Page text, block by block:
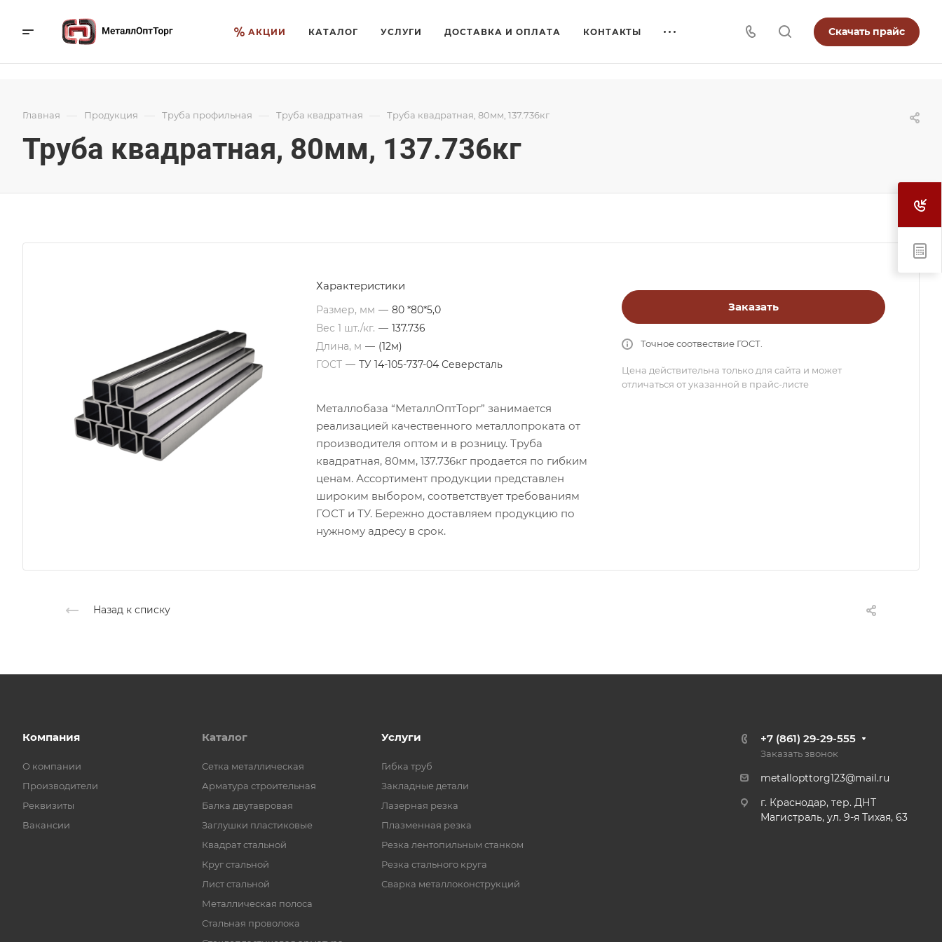
АКЦИИ КАТАЛОГ УСЛУГИ ДОСТАВКА И ОПЛАТА КОНТАКТЫ Скачать прайс
Главная — Продукция — Труба профильная — Труба квадратная — Труба квадратная, 80мм, 137.736кг
Труба квадратная, 80мм, 137.736кг
Характеристики
Размер, мм — 80 *80*5,0
Вес 1 шт./кг. — 137.736
Длина, м — (12м)
ГОСТ — ТУ 14-105-737-04 Северсталь
Металлобаза “МеталлОптТорг” занимается
реализацией качественного металлопроката от
производителя оптом и в розницу. Труба
квадратная, 80мм, 137.736кг продается по гибким
ценам. Ассортимент продукции представлен
широким выбором, соответствует требованиям
ГОСТ и ТУ. Бережно доставляем продукцию по
нужному адресу в срок.
Заказать
Точное соотвествие ГОСТ.
Цена действительна только для сайта и может
отличаться от указанной в прайс-листе
Назад к списку
Компания
О компании
Производители
Реквизиты
Вакансии
Каталог
Cетка металлическая
Арматура строительная
Балка двутавровая
Заглушки пластиковые
Квадрат стальной
Круг стальной
Лист стальной
Металлическая полоса
Стальная проволока
Услуги
Гибка труб
Закладные детали
Лазерная резка
Плазменная резка
Резка лентопильным станком
Резка стального круга
Сварка металлоконструкций
+7 (861) 29-29-555
Заказать звонок
metallopttorg123@mail.ru
г. Краснодар, тер. ДНТ
Магистраль, ул. 9-я Тихая, 63